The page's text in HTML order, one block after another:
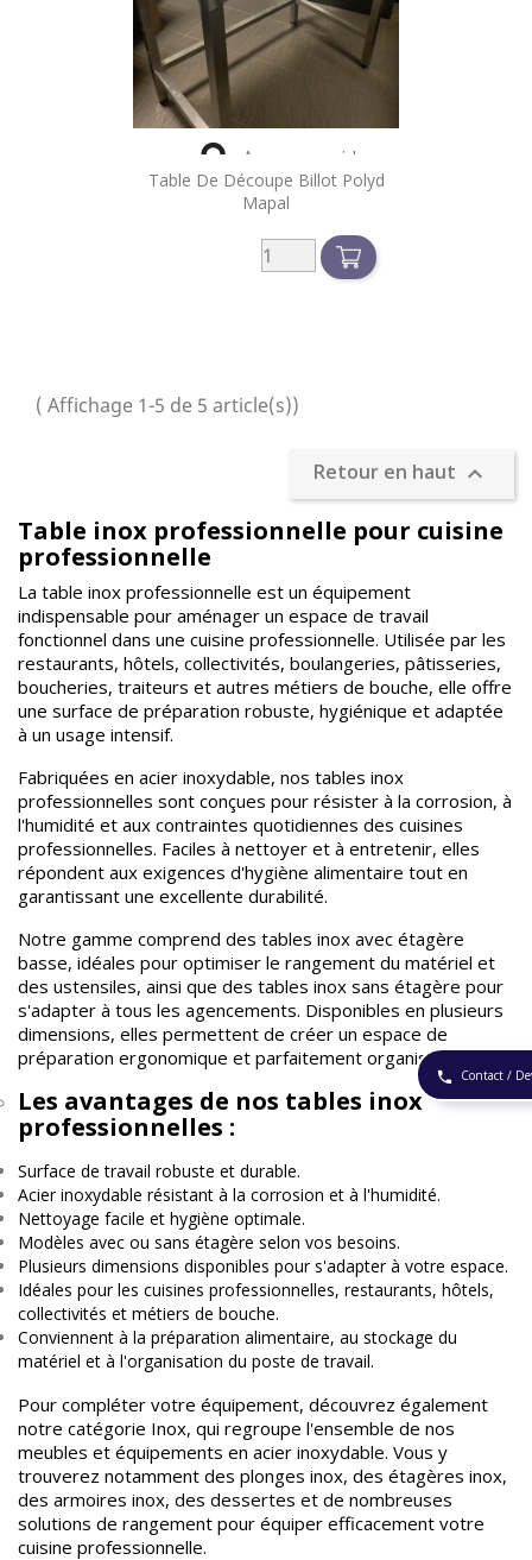
phone Contact /
Table De Découpe Billot Polyd
Mapal
 Aperçu rapide
( Affichage 1-5 de 5 article(s))
Retour en haut 
Table inox professionnelle pour cuisine
professionnelle
La table inox professionnelle est un équipement
indispensable pour aménager un espace de travail
fonctionnel dans une cuisine professionnelle. Utilisée par les
restaurants, hôtels, collectivités, boulangeries, pâtisseries,
boucheries, traiteurs et autres métiers de bouche, elle offre
une surface de préparation robuste, hygiénique et adaptée
à un usage intensif.
Fabriquées en acier inoxydable, nos tables inox
professionnelles sont conçues pour résister à la corrosion, à
l'humidité et aux contraintes quotidiennes des cuisines
professionnelles. Faciles à nettoyer et à entretenir, elles
répondent aux exigences d'hygiène alimentaire tout en
garantissant une excellente durabilité.
Notre gamme comprend des tables inox avec étagère
basse, idéales pour optimiser le rangement du matériel et
des ustensiles, ainsi que des tables inox sans étagère pour
s'adapter à tous les agencements. Disponibles en plusieurs
dimensions, elles permettent de créer un espace de
préparation ergonomique et parfaitement organisé.
Les avantages de nos tables inox
professionnelles :
Surface de travail robuste et durable.
Acier inoxydable résistant à la corrosion et à l'humidité.
Nettoyage facile et hygiène optimale.
Modèles avec ou sans étagère selon vos besoins.
Plusieurs dimensions disponibles pour s'adapter à votre espace.
Idéales pour les cuisines professionnelles, restaurants, hôtels,
collectivités et métiers de bouche.
Conviennent à la préparation alimentaire, au stockage du
matériel et à l'organisation du poste de travail.
Pour compléter votre équipement, découvrez également
notre catégorie Inox, qui regroupe l'ensemble de nos
meubles et équipements en acier inoxydable. Vous y
trouverez notamment des plonges inox, des étagères inox,
des armoires inox, des dessertes et de nombreuses
solutions de rangement pour équiper efficacement votre
cuisine professionnelle.